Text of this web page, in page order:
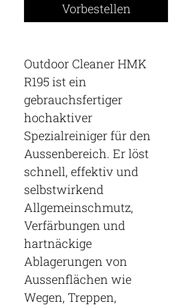
Vorbestellen
Outdoor Cleaner HMK
R195 ist ein
gebrauchsfertiger
hochaktiver
Spezialreiniger für den
Aussenbereich. Er löst
schnell, effektiv und
selbstwirkend
Allgemeinschmutz,
Verfärbungen und
hartnäckige
Ablagerungen von
Aussenflächen wie
Wegen, Treppen,